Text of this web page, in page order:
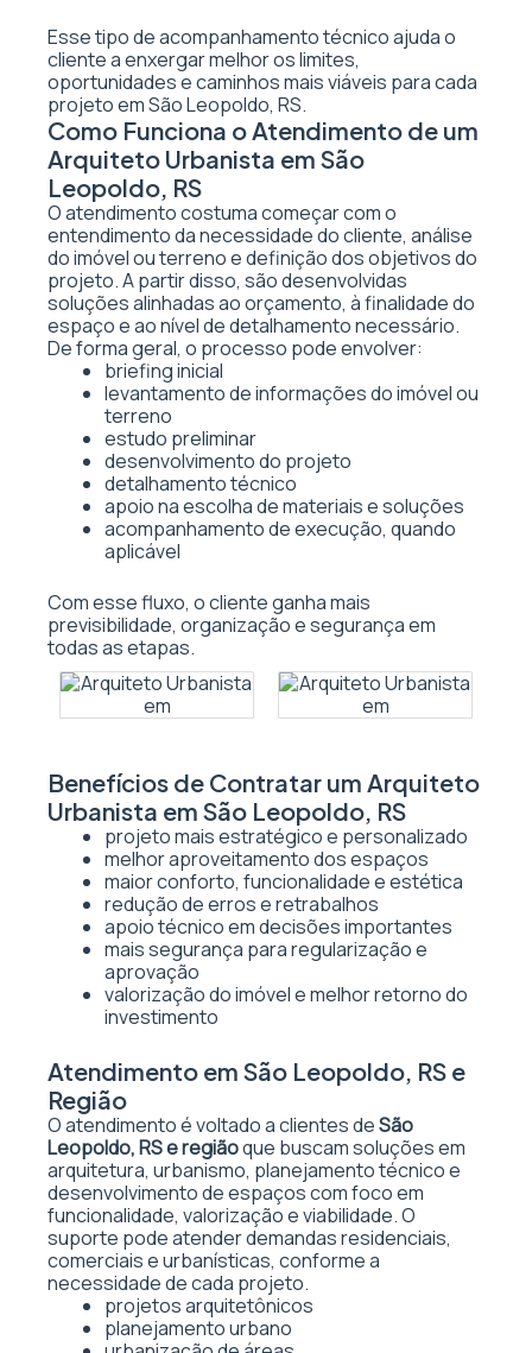
Esse tipo de acompanhamento técnico ajuda o
cliente a enxergar melhor os limites,
oportunidades e caminhos mais viáveis para cada
projeto em São Leopoldo, RS.
Como Funciona o Atendimento de um
Arquiteto Urbanista em São
Leopoldo, RS
O atendimento costuma começar com o
entendimento da necessidade do cliente, análise
do imóvel ou terreno e definição dos objetivos do
projeto. A partir disso, são desenvolvidas
soluções alinhadas ao orçamento, à finalidade do
espaço e ao nível de detalhamento necessário.
De forma geral, o processo pode envolver:
briefing inicial
levantamento de informações do imóvel ou
terreno
estudo preliminar
desenvolvimento do projeto
detalhamento técnico
apoio na escolha de materiais e soluções
acompanhamento de execução, quando
aplicável
Com esse fluxo, o cliente ganha mais
previsibilidade, organização e segurança em
todas as etapas.
Benefícios de Contratar um Arquiteto
Urbanista em São Leopoldo, RS
projeto mais estratégico e personalizado
melhor aproveitamento dos espaços
maior conforto, funcionalidade e estética
redução de erros e retrabalhos
apoio técnico em decisões importantes
mais segurança para regularização e
aprovação
valorização do imóvel e melhor retorno do
investimento
Atendimento em São Leopoldo, RS e
Região
O atendimento é voltado a clientes deSão
Leopoldo, RS e regiãoque buscam soluções em
arquitetura, urbanismo, planejamento técnico e
desenvolvimento de espaços com foco em
funcionalidade, valorização e viabilidade. O
suporte pode atender demandas residenciais,
comerciais e urbanísticas, conforme a
necessidade de cada projeto.
projetos arquitetônicos
planejamento urbano